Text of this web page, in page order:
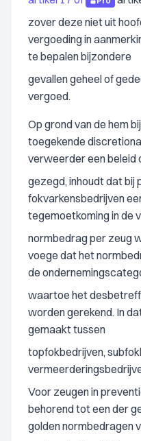
zover deze niet uit
vergoeding in
te bepalen bijzondere
gevallen geheel of
vergoed.
Op grond van de hem
toegekende
verweerder een beleid
gezegd, inhoudt dat bij
fokvarkensbedrijven
tegemoetkoming in de
normbedrag per zeug
voege dat het
de
waartoe het
worden gerekend. In
gemaakt tussen
topfokbedrijven,
Voor zeugen in
behorend tot een der
golden normbedragen